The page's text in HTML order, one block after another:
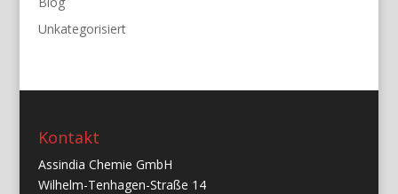
Unkategorisiert
Kontakt
Assindia Chemie GmbH
Wilhelm-Tenhagen-Straße 14